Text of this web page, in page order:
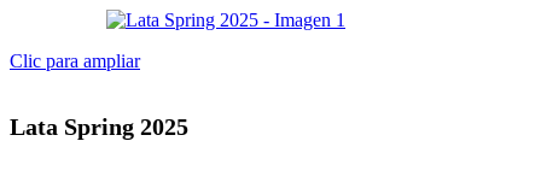
Clic para ampliar
Lata Spring 2025